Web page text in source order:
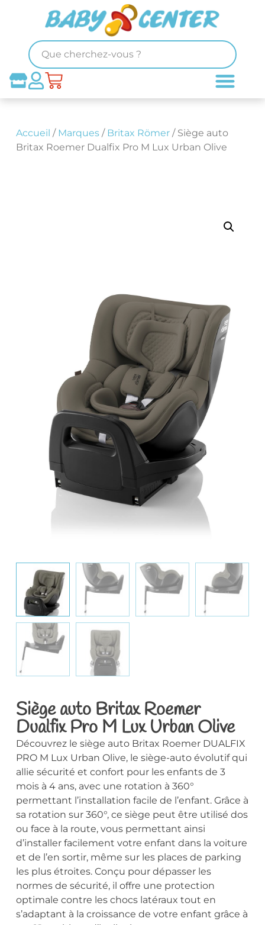
Accueil / Marques/ Britax Römer/ Siège auto
Britax Roemer Dualfix Pro M Lux Urban Olive
Siège auto Britax Roemer
Dualfix Pro M Lux Urban Olive
Découvrez le siège auto Britax Roemer DUALFIX
PRO M Lux Urban Olive, le siège-auto évolutif qui
allie sécurité et confort pour les enfants de 3
mois à 4 ans, avec une rotation à 360°
permettant l’installation facile de l’enfant. Grâce à
sa rotation sur 360°, ce siège peut être utilisé dos
ou face à la route, vous permettant ainsi
d’installer facilement votre enfant dans la voiture
et de l’en sortir, même sur les places de parking
les plus étroites. Conçu pour dépasser les
normes de sécurité, il offre une protection
optimale contre les chocs latéraux tout en
s’adaptant à la croissance de votre enfant grâce à